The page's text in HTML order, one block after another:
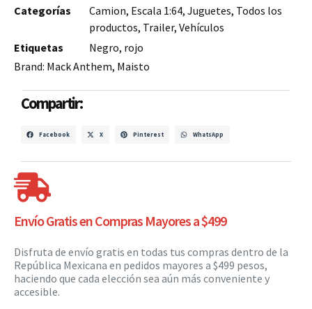
Categorías
Camion, Escala 1:64, Juguetes, Todos los
productos, Trailer, Vehículos
Etiquetas
Negro, rojo
Brand: Mack Anthem, Maisto
Compartir:
Facebook X Pinterest WhatsApp
Envío Gratis en Compras Mayores a $499
Disfruta de envío gratis en todas tus compras dentro de la
República Mexicana en pedidos mayores a $499 pesos,
haciendo que cada elección sea aún más conveniente y
accesible.